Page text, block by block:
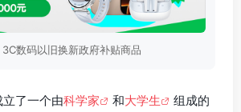
3C数码以旧换新政府补贴商品
了一个由科学家 和大学生
组成的